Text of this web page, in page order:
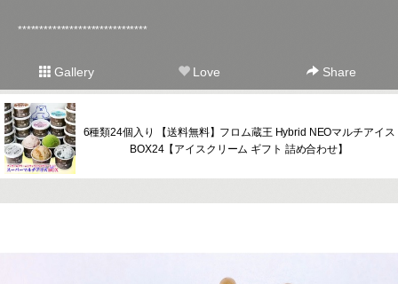
******************************
Gallery Love Share
6種類24個入り 【送料無料】フロム蔵王 Hybrid NEOマルチアイス
BOX24【アイスクリーム ギフト 詰め合わせ】